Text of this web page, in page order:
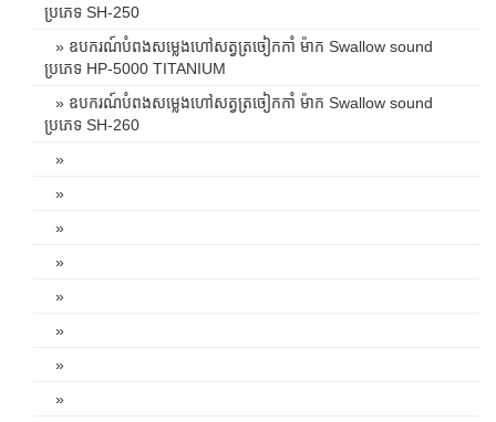
ប្រភេទ SH-250
» ឧបករណ៍បំពងសម្លេងហៅសត្វត្រចៀកកាំ ម៉ាក Swallow sound
ប្រភេទ HP-5000 TITANIUM
» ឧបករណ៍បំពងសម្លេងហៅសត្វត្រចៀកកាំ ម៉ាក Swallow sound
ប្រភេទ SH-260
»
»
»
»
»
»
»
»